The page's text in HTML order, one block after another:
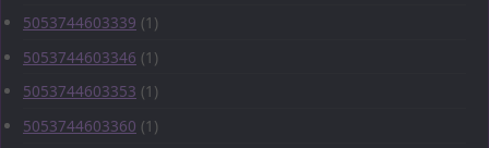
5053744603339 (1)
5053744603346 (1)
5053744603353 (1)
5053744603360 (1)